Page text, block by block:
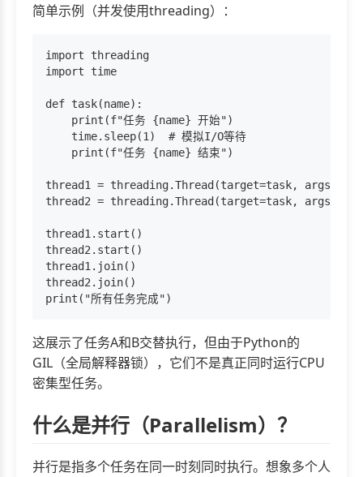
简单示例（并发使用threading）：
import threading
import time
def task(name):
    print(f"任务 {name} 开始")
    time.sleep(1)  # 模拟I/O等待
    print(f"任务 {name} 结束")
thread1 = threading.Thread(target=task,
thread2 = threading.Thread(target=task,
thread1.start()
thread2.start()
thread1.join()
thread2.join()
这展示了任务A和B交替执行，但由于Python的
GIL（全局解释器锁），它们不是真正同时运行CPU
密集型任务。
什么是并行（Parallelism）？
并行是指多个任务在同一时刻同时执行。想象多个人